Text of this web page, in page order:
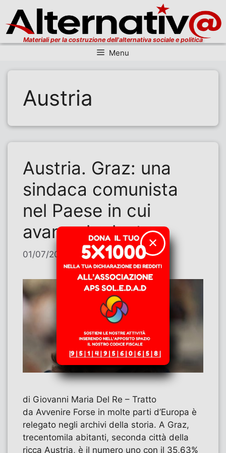
Materiali per la costruzione dell'alternativa sociale e politica
Menu
Austria
Austria. Graz: una
sindaca comunista
nel Paese in cui
avanza la destra
01/07/2026 diContributi
di Giovanni Maria Del Re – Tratto
da Avvenire Forse in molte parti d’Europa è
relegato negli archivi della storia. A Graz,
trecentomila abitanti, seconda città della
ricca Austria, è il numero uno con il 35,63%
✕